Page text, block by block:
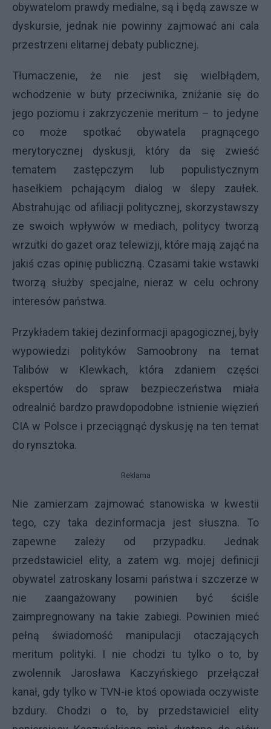
obywatelom prawdy medialne, są i będą zawsze w
dyskursie, jednak nie powinny zajmować ani cala
przestrzeni elitarnej debaty publicznej.
Tłumaczenie, że nie jest się wielbłądem,
wchodzenie w buty przeciwnika, zniżanie się do
jego poziomu i zakrzyczenie meritum – to jedyne
co może spotkać obywatela pragnącego
merytorycznej dyskusji, który da się zwieść
tematem zastępczym lub populistycznym
hasełkiem pchającym dialog w ślepy zaułek.
Abstrahując od afiliacji politycznej, skorzystawszy
ze swoich wpływów w mediach, politycy tworzą
wrzutki do gazet oraz telewizji, które mają zająć na
jakiś czas opinię publiczną. Czasami takie wstawki
tworzą służby specjalne, nieraz w celu ochrony
interesów państwa.
Przykładem takiej dezinformacji apagogicznej, były
wypowiedzi polityków Samoobrony na temat
Talibów w Klewkach, która zdaniem części
ekspertów do spraw bezpieczeństwa miała
odrealnić bardzo prawdopodobne istnienie więzień
CIA w Polsce i przeciągnąć dyskusję na ten temat
do rynsztoka.
Reklama
Nie zamierzam zajmować stanowiska w kwestii
tego, czy taka dezinformacja jest słuszna. To
zapewne zależy od przypadku. Jednak
przedstawiciel elity, a zatem wg. mojej definicji
obywatel zatroskany losami państwa i szczerze w
nie zaangażowany powinien być ściśle
zaimpregnowany na takie zabiegi. Powinien mieć
pełną świadomość manipulacji otaczających
meritum polityki. I nie chodzi tu tylko o to, by
zwolennik Jarosława Kaczyńskiego przełączał
kanał, gdy tylko w TVN-ie ktoś opowiada oczywiste
bzdury. Chodzi o to, by przedstawiciel elity